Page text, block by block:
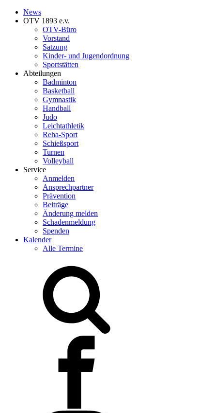
News
OTV 1893 e.v.
OTV-Büro
Vorstand
Satzung
Kinder- und Jugendordnung
Sportstätten
Abteilungen
Badminton
Basketball
Gymnastik
Handball
Judo
Leichtathletik
Reha-Sport
Schießsport
Turnen
Volleyball
Service
Anmelden
Ansprechpartner
Prävention
Beiträge
Änderung melden
Schadenmeldung
Spenden
Kalender
Alle Termine